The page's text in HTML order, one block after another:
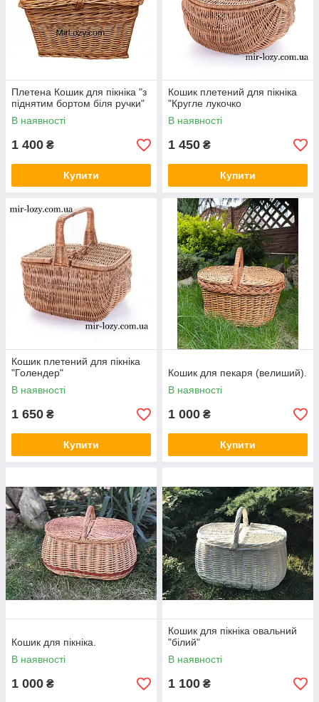
Плетена Кошик для пікніка "з
піднятим бортом біля ручки"
В наявності
1 400 ₴
Купити
Кошик плетений для пікніка
"Кругле лукочко
В наявності
1 450 ₴
Купити
Кошик плетений для пікніка
"Голендер"
В наявності
1 650 ₴
Купити
Кошик для пекаря (велиший).
В наявності
1 000 ₴
Купити
Кошик для пікніка.
В наявності
1 000 ₴
Кошик для пікніка овальний
"білий"
В наявності
1 100 ₴